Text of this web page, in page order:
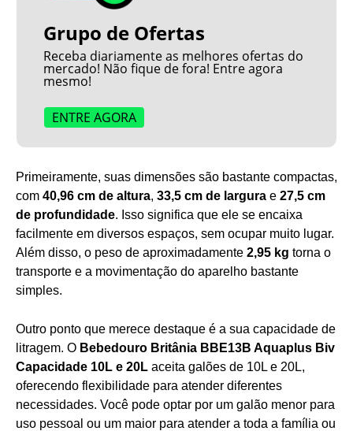
Grupo de Ofertas
Receba diariamente as melhores ofertas do
mercado! Não fique de fora! Entre agora
mesmo!
ENTRE AGORA
Primeiramente, suas dimensões são bastante compactas,
com 40,96 cm de altura, 33,5 cm de largura e 27,5 cm
de profundidade. Isso significa que ele se encaixa
facilmente em diversos espaços, sem ocupar muito lugar.
Além disso, o peso de aproximadamente 2,95 kg torna o
transporte e a movimentação do aparelho bastante
simples.
Outro ponto que merece destaque é a sua capacidade de
litragem. O Bebedouro Britânia BBE13B Aquaplus Biv
Capacidade 10L e 20L aceita galões de 10L e 20L,
oferecendo flexibilidade para atender diferentes
necessidades. Você pode optar por um galão menor para
uso pessoal ou um maior para atender a toda a família ou